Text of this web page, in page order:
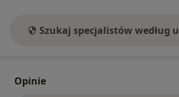
Szukaj specjalistów według
Opinie